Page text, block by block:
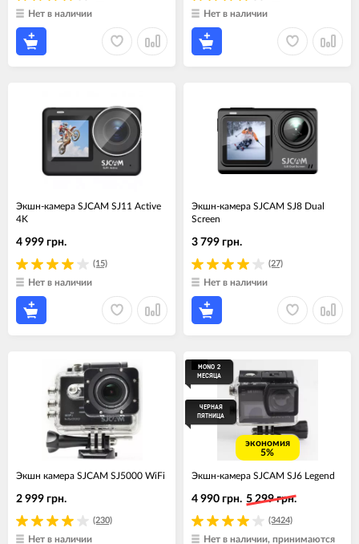
Нет в наличии Нет в наличии
Экшн-камера SJCAM SJ11 Active
4K
(15)
4 999 грн.
Нет в наличии
Экшн-камера SJCAM SJ8 Dual
Screen
(27)
3 799 грн.
Нет в наличии
Экшн камера SJCAM SJ5000 WiFi
(230)
2 999 грн.
Нет в наличии
MONO 2
МЕСЯЦА
ЧЕРНАЯ
ПЯТНИЦА
экономия
5%
Экшн-камера SJCAM SJ6 Legend
(3424)
4 990 грн. 5 299 грн.
Нет в наличии, принимаются